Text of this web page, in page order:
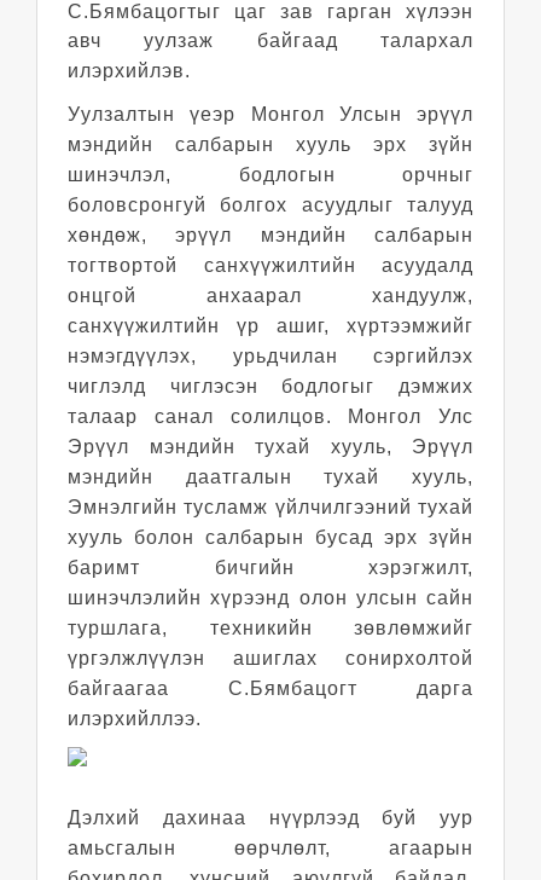
С.Бямбацогтыг цаг зав гарган хүлээн
авч уулзаж байгаад талархал
илэрхийлэв.
Уулзалтын үеэр
Монгол Улсын эрүүл
мэндийн салбарын хууль эрх зүйн
шинэчлэл, бодлогын орчныг
боловсронгуй болгох асуудлыг талууд
хөндөж, эрүүл мэндийн салбарын
тогтвортой санхүүжилтийн асуудалд
онцгой анхаарал хандуулж,
санхүүжилтийн үр ашиг, хүртээмжийг
нэмэгдүүлэх, урьдчилан сэргийлэх
чиглэлд чиглэсэн бодлогыг дэмжих
талаар санал солилцов. Монгол Улс
Эрүүл мэндийн тухай хууль, Эрүүл
мэндийн даатгалын тухай хууль,
Эмнэлгийн тусламж үйлчилгээний тухай
хууль болон салбарын бусад эрх зүйн
баримт бичгийн хэрэгжилт,
шинэчлэлийн хүрээнд олон улсын сайн
туршлага, техникийн зөвлөмжийг
үргэлжлүүлэн ашиглах сонирхолтой
байгаагаа С.Бямбацогт дарга
илэрхийллээ.
Дэлхий дахинаа нүүрлээд буй уур
амьсгалын өөрчлөлт, агаарын